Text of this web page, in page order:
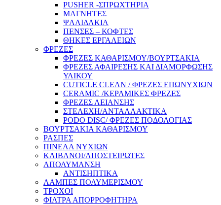
PUSHER -ΣΠΡΩΧΤΗΡΙΑ
ΜΑΓΝΗΤΕΣ
ΨΑΛΙΔΑΚΙΑ
ΠΕΝΣΕΣ – ΚΟΦΤΕΣ
ΘΗΚΕΣ ΕΡΓΑΛΕΙΩΝ
ΦΡΕΖΕΣ
ΦΡΕΖΕΣ ΚΑΘΑΡΙΣΜΟΥ/ΒΟΥΡΤΣΑΚΙΑ
ΦΡΕΖΕΣ ΑΦΑΙΡΕΣΗΣ ΚΑΙ ΔΙΑΜΟΡΦΩΣΗΣ
ΥΛΙΚΟΥ
CUTICLE CLEAN / ΦΡΕΖΕΣ ΕΠΩΝΥΧΙΩΝ
CERAMIC /ΚΕΡΑΜΙΚΕΣ ΦΡΕΖΕΣ
ΦΡΕΖΕΣ ΛΕΙΑΝΣΗΣ
ΣΤΕΛΕΧΗ/ΑΝΤΑΛΛΑΚΤΙΚΑ
PODO DISC/ ΦΡΕΖΕΣ ΠΟΔΟΛΟΓΙΑΣ
ΒΟΥΡΤΣΑΚΙΑ ΚΑΘΑΡΙΣΜΟΥ
ΡΑΣΠΕΣ
ΠΙΝΕΛΑ ΝΥΧΙΩΝ
ΚΛΙΒΑΝΟΙ/ΑΠΟΣΤΕΙΡΩΤΕΣ
ΑΠΟΛΥΜΑΝΣΗ
ΑΝΤΙΣΗΠΤΙΚΑ
ΛΑΜΠΕΣ ΠΟΛΥΜΕΡΙΣΜΟΥ
ΤΡΟΧΟΙ
ΦΙΛΤΡΑ ΑΠΟΡΡΟΦΗΤΗΡΑ